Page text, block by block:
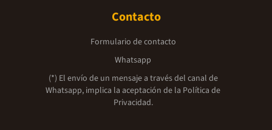
Contacto
Formulario de contacto
Whatsapp
(*) El envío de un mensaje a través del canal de
Whatsapp, implica la aceptación de la Política de
Privacidad.